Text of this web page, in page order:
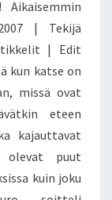
Aikaisemmin
| Tekijä
| Edit
kun katse on
missä ovat
eteen
kajauttavat
olevat puut
kuin joku